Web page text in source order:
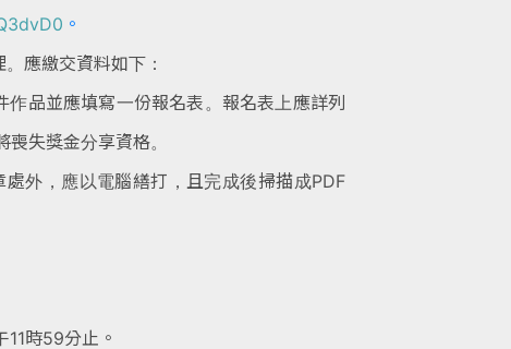
。
應繳交資料如下：
作品並應填寫一份報名表。報名表上應詳列
失獎金分享資格。
處外，應以電腦繕打，且完成後掃描成PDF
時59分止。